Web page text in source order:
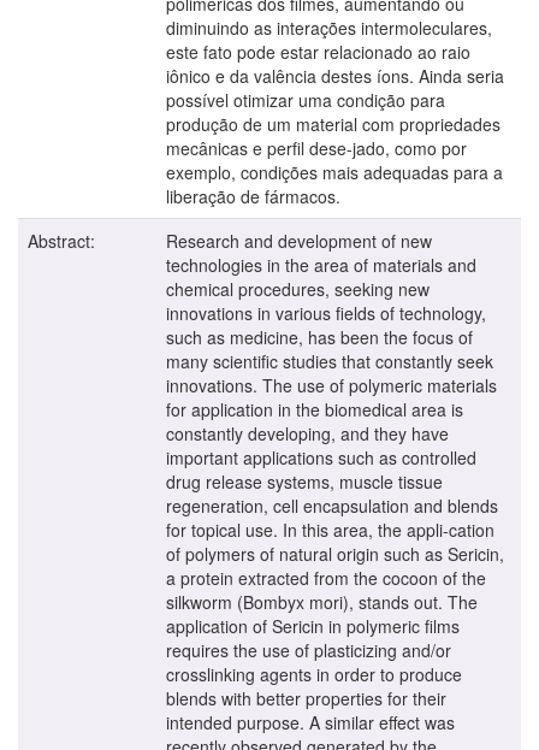
diminuindo as interações intermoleculares,
este fato pode estar relacionado ao raio
iônico e da valência destes íons. Ainda seria
possível otimizar uma condição para
produção de um material com propriedades
mecânicas e perfil dese-jado, como por
exemplo, condições mais adequadas para a
liberação de fármacos.
Abstract:
Research and development of new
technologies in the area of materials and
chemical procedures, seeking new
innovations in various fields of technology,
such as medicine, has been the focus of
many scientific studies that constantly seek
innovations. The use of polymeric materials
for application in the biomedical area is
constantly developing, and they have
important applications such as controlled
drug release systems, muscle tissue
regeneration, cell encapsulation and blends
for topical use. In this area, the appli-cation
of polymers of natural origin such as Sericin,
a protein extracted from the cocoon of the
silkworm (Bombyx mori), stands out. The
application of Sericin in polymeric films
requires the use of plasticizing and/or
crosslinking agents in order to produce
blends with better properties for their
intended purpose. A similar effect was